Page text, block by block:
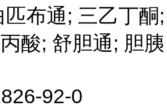
布通; 三乙丁酮;
酸; 舒胆通; 胆胰
92-0